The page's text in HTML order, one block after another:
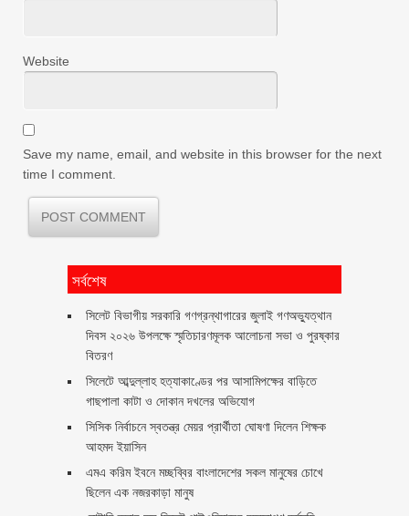
Website
Save my name, email, and website in this browser for the next
time I comment.
সর্বশেষ
সিলেট বিভাগীয় সরকারি গণগ্রন্থাগারের জুলাই গণঅভ্যুত্থান
দিবস ২০২৬ উপলক্ষে স্মৃতিচারণমূলক আলোচনা সভা ও পুরষ্কার
বিতরণ ‎ ‎
সিলেটে আব্দুল্লাহ হত্যাকাণ্ডের পর আসামিপক্ষের বাড়িতে
গাছপালা কাটা ও দোকান দখলের অভিযোগ
সিসিক নির্বাচনে স্বতন্ত্র মেয়র প্রার্থীতা ঘোষণা দিলেন শিক্ষক
আহমদ ইয়াসিন
এমএ করিম ইবনে মচ্ছব্বির বাংলাদেশের সকল মানুষের চোখে
ছিলেন এক নজরকাড়া মানুষ ‎